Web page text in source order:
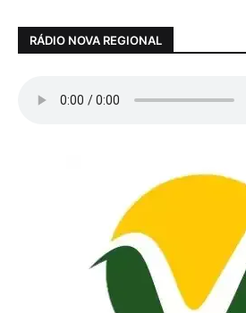
RÁDIO NOVA REGIONAL